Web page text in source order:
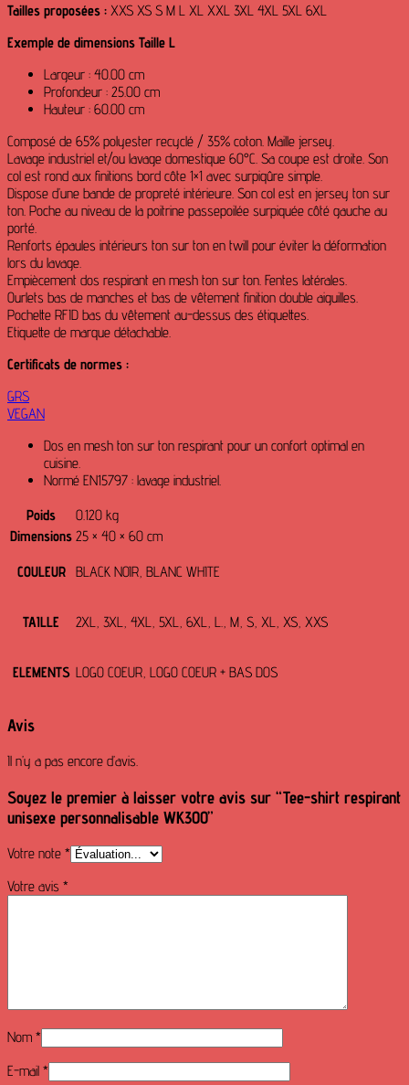
Tailles proposées : XXS XS S M L XL XXL 3XL 4XL 5XL 6XL
Exemple de dimensions Taille L
Largeur : 40.00 cm
Profondeur : 25.00 cm
Hauteur : 60.00 cm
Composé de 65% polyester recyclé / 35% coton. Maille jersey.
Lavage industriel et/ou lavage domestique 60°C. Sa coupe est droite. Son
col est rond aux finitions bord côte 1×1 avec surpiqûre simple.
Dispose d’une bande de propreté intérieure. Son col est en jersey ton sur
ton. Poche au niveau de la poitrine passepoilée surpiquée côté gauche au
porté.
Renforts épaules intérieurs ton sur ton en twill pour éviter la déformation
lors du lavage.
Empiècement dos respirant en mesh ton sur ton. Fentes latérales.
Ourlets bas de manches et bas de vêtement finition double aiguilles.
Pochette RFID bas du vêtement au-dessus des étiquettes.
Etiquette de marque détachable.
Certificats de normes :
GRS
VEGAN
Dos en mesh ton sur ton respirant pour un confort optimal en
cuisine.
Normé EN15797 : lavage industriel.
Poids
0.120 kg
Dimensions 25 × 40 × 60 cm
COULEUR BLACK NOIR, BLANC WHITE
TAILLE 2XL, 3XL, 4XL, 5XL, 6XL, L., M, S, XL, XS, XXS
ELEMENTS LOGO COEUR, LOGO COEUR + BAS DOS
Avis
Il n’y a pas encore d’avis.
Soyez le premier à laisser votre avis sur “Tee-shirt respirant
unisexe personnalisable WK300”
Votre note *
Votre avis *
Nom *
E-mail *